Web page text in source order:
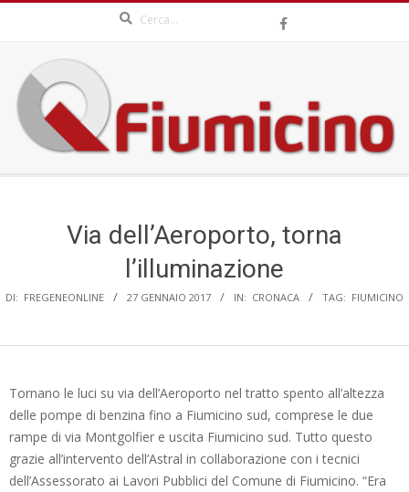
content
QFIUMICINO.COM
Via dell’Aeroporto, torna
l’illuminazione
DI: FREGENEONLINE 27 GENNAIO 2017 IN: CRONACA TAG: FIUMICINO
Tornano le luci su via dell’Aeroporto nel tratto spento all’altezza
delle pompe di benzina fino a Fiumicino sud, comprese le due
rampe di via Montgolfier e uscita Fiumicino sud. Tutto questo
grazie all’intervento dell’Astral in collaborazione con i tecnici
dell’Assessorato ai Lavori Pubblici del Comune di Fiumicino. “Era